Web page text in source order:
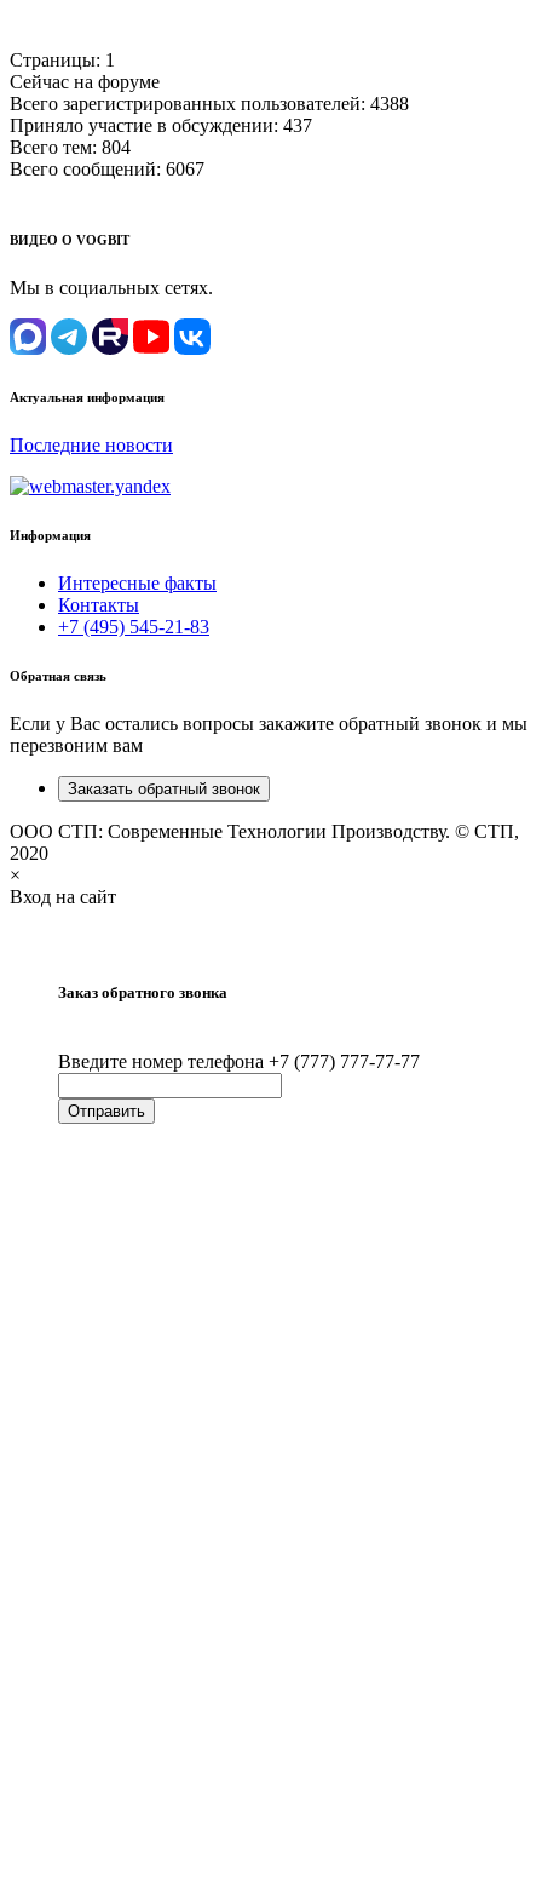
Страницы: 1
Сейчас на форуме
Всего зарегистрированных пользователей: 4388
Приняло участие в обсуждении: 437
Всего тем: 804
Всего сообщений: 6067
ВИДЕО О VOGBIT
Мы в социальных сетях.
Актуальная информация
Последние новости
Информация
Интересные факты
Контакты
+7 (495) 545-21-83
Обратная связь
Если у Вас остались вопросы закажите обратный звонок и мы
перезвоним вам
Заказать обратный звонок
ООО СТП: Современные Технологии Производству. © СТП,
2020
×
Вход на сайт
Заказ обратного звонка
Введите номер телефона +7 (777) 777-77-77
Отправить